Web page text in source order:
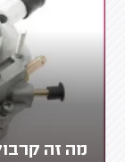
מה זה